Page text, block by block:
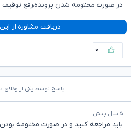
در صورت مختومه شدن پرونده،رفع
دریافت مشاوره از
۰
پاسخ توسط یکی از وکلای
۵ سال پیش
باید مراجعه کنید و در صورت مختومه بودن